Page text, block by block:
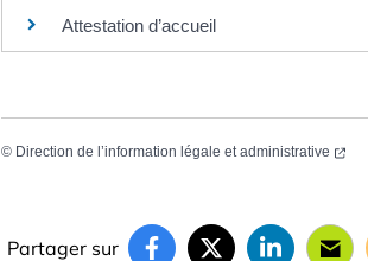
Attestation d’accueil
© Direction de l’information légale et administrative
Partager sur